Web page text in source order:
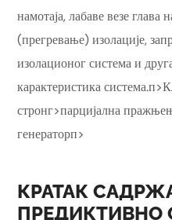
намотаја, лабаве везе глава
(прегревање) изолације,
изолационог система и
карактеристика
стронг>парцијална
генераторп>
КРАТАК